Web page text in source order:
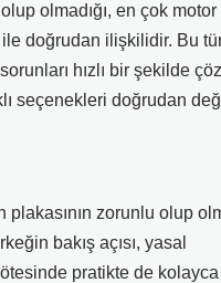
olmadığı, en çok
ile doğrudan ilişkilidir. Bu
hızlı bir şekilde
seçenekleri doğrudan
zorunlu olup
bakış açısı, yasal
pratikte de